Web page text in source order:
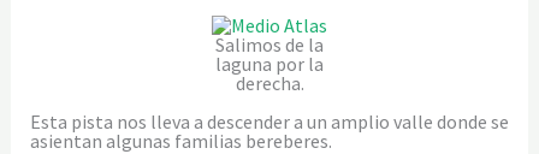
Salimos de la
laguna por la
derecha.
Esta pista nos lleva a descender a un amplio valle donde se
asientan algunas familias bereberes.